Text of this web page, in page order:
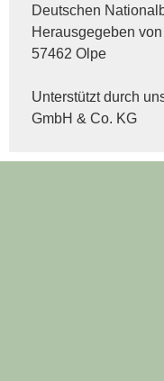
Deutschen
Herausgegeben
57462 Olpe
Unterstützt durch
GmbH & Co. KG